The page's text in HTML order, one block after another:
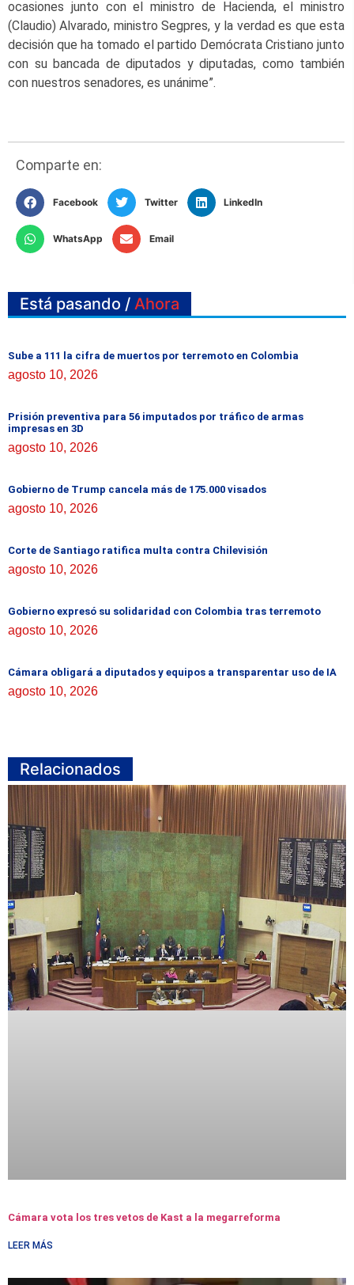
ocasiones junto con el ministro de Hacienda, el ministro
(Claudio) Alvarado, ministro Segpres, y la verdad es que esta
decisión que ha tomado el partido Demócrata Cristiano junto
con su bancada de diputados y diputadas, como también
con nuestros senadores, es unánime”.
Comparte en:
Facebook Twitter LinkedIn
WhatsApp Email
Está pasando / Ahora
Sube a 111 la cifra de muertos por terremoto en Colombia
agosto 10, 2026
Prisión preventiva para 56 imputados por tráfico de armas
impresas en 3D
agosto 10, 2026
Gobierno de Trump cancela más de 175.000 visados
agosto 10, 2026
Corte de Santiago ratifica multa contra Chilevisión
agosto 10, 2026
Gobierno expresó su solidaridad con Colombia tras terremoto
agosto 10, 2026
Cámara obligará a diputados y equipos a transparentar uso de IA
agosto 10, 2026
Relacionados
Cámara vota los tres vetos de Kast a la megarreforma
LEER MÁS